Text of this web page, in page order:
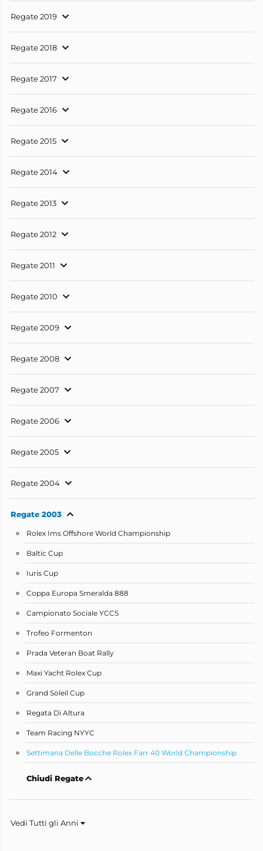
Regate 2019
Regate 2018
Regate 2017
Regate 2016
Regate 2015
Regate 2014
Regate 2013
Regate 2012
Regate 2011
Regate 2010
Regate 2009
Regate 2008
Regate 2007
Regate 2006
Regate 2005
Regate 2004
Regate 2003
Rolex Ims Offshore World Championship
Baltic Cup
Iuris Cup
Coppa Europa Smeralda 888
Campionato Sociale YCCS
Trofeo Formenton
Prada Veteran Boat Rally
Maxi Yacht Rolex Cup
Grand Soleil Cup
Regata Di Altura
Team Racing NYYC
Settimana Delle Bocche Rolex Farr 40 World Championship
Chiudi Regate
Vedi Tutti gli Anni